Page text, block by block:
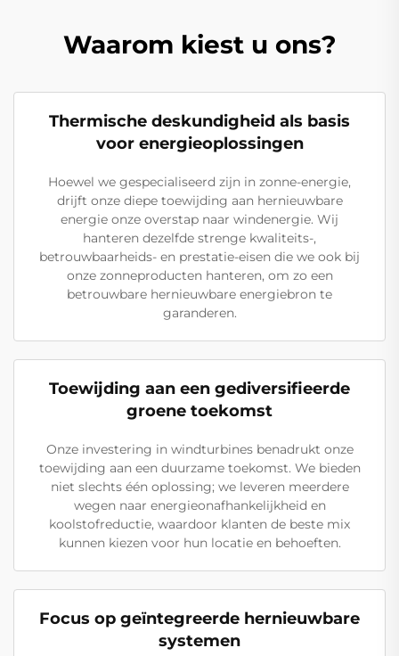
Waarom kiest u ons?
Thermische deskundigheid als basis
voor energieoplossingen
Hoewel we gespecialiseerd zijn in zonne-energie,
drijft onze diepe toewijding aan hernieuwbare
energie onze overstap naar windenergie. Wij
hanteren dezelfde strenge kwaliteits-,
betrouwbaarheids- en prestatie-eisen die we ook bij
onze zonneproducten hanteren, om zo een
betrouwbare hernieuwbare energiebron te
garanderen.
Toewijding aan een gediversifieerde
groene toekomst
Onze investering in windturbines benadrukt onze
toewijding aan een duurzame toekomst. We bieden
niet slechts één oplossing; we leveren meerdere
wegen naar energieonafhankelijkheid en
koolstofreductie, waardoor klanten de beste mix
kunnen kiezen voor hun locatie en behoeften.
Focus op geïntegreerde hernieuwbare
systemen